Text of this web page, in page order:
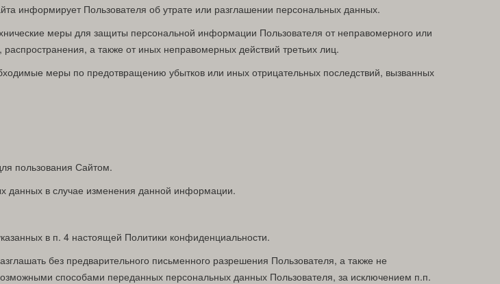
информирует Пользователя об утрате или разглашении персональных данных.
меры для защиты персональной информации Пользователя от неправомерного или
а также от иных неправомерных действий третьих лиц.
меры по предотвращению убытков или иных отрицательных последствий, вызванных
пользования Сайтом.
данных в случае изменения данной информации.
в п. 4 настоящей Политики конфиденциальности.
без предварительного письменного разрешения Пользователя, а также не
способами переданных персональных данных Пользователя, за исключением п.п.